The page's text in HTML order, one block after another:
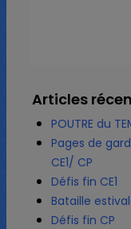
Articles
POUTRE du
Pages de
CE1/ CP
Défis fin CE1
Bataille
Défis fin CP